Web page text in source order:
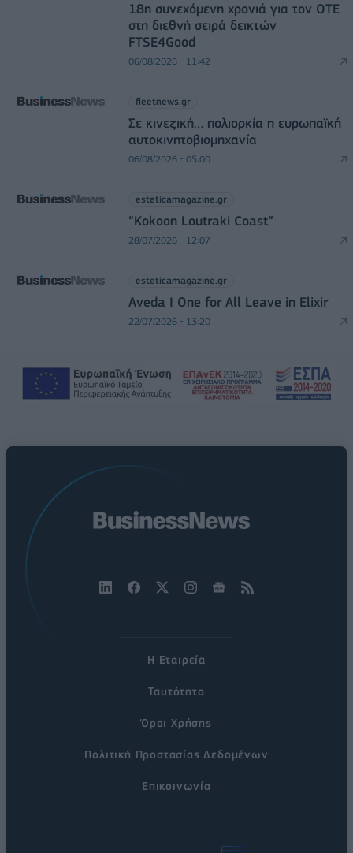
18η συνεχόμενη χρονιά για τον ΟΤΕ
στη διεθνή σειρά δεικτών
FTSE4Good
06/08/2026 - 11:42
fleetnews.gr
Σε κινεζική… πολιορκία η ευρωπαϊκή
αυτοκινητοβιομηχανία
06/08/2026 - 05:00
esteticamagazine.gr
“Kokoon Loutraki Coast”
28/07/2026 - 12:07
esteticamagazine.gr
Aveda I One for All Leave in Elixir
22/07/2026 - 13:20
Η Εταιρεία
Ταυτότητα
Όροι Χρήσης
Πολιτική Προστασίας Δεδομένων
Επικοινωνία